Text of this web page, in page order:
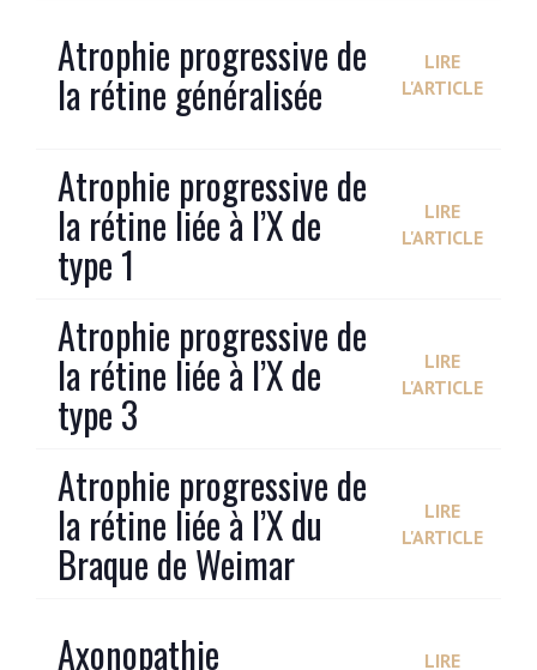
Atrophie progressive de
la rétine généralisée
LIRE
L'ARTICLE
Atrophie progressive de
la rétine liée à l’X de
type 1
LIRE
L'ARTICLE
Atrophie progressive de
la rétine liée à l’X de
type 3
LIRE
L'ARTICLE
Atrophie progressive de
la rétine liée à l’X du
Braque de Weimar
LIRE
L'ARTICLE
Axonopathie LIRE